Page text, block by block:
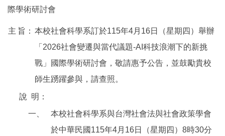
際學術研討會
主 旨： 本校社會科學系訂於115年4月16日（星期四）舉辦
「2026社會變遷與當代議題-AI科技浪潮下的新挑
戰」國際學術研討會，敬請惠予公告，並鼓勵貴校
師生踴躍參與，請查照。
說 明：
一、
本校社會科學系與台灣社會法與社會政策學會
於中華民國115年4月16日（星期四）8時30分